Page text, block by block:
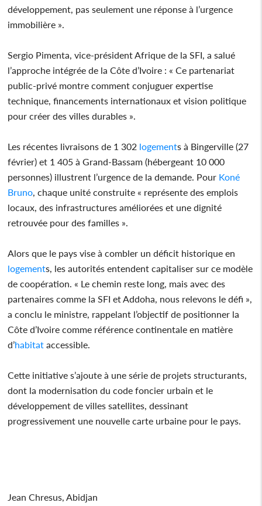
développement, pas seulement une réponse à l’urgence
immobilière ».
Sergio Pimenta, vice-président Afrique de la SFI, a salué
l’approche intégrée de la Côte d’Ivoire : « Ce partenariat
public-privé montre comment conjuguer expertise
technique, financements internationaux et vision politique
pour créer des villes durables ».
Les récentes livraisons de 1 302 logements à Bingerville (27
février) et 1 405 à Grand-Bassam (hébergeant 10 000
personnes) illustrent l’urgence de la demande. Pour Koné
Bruno, chaque unité construite « représente des emplois
locaux, des infrastructures améliorées et une dignité
retrouvée pour des familles ».
Alors que le pays vise à combler un déficit historique en
logements, les autorités entendent capitaliser sur ce modèle
de coopération. « Le chemin reste long, mais avec des
partenaires comme la SFI et Addoha, nous relevons le défi »,
a conclu le ministre, rappelant l’objectif de positionner la
Côte d’Ivoire comme référence continentale en matière
d’habitat accessible.
Cette initiative s’ajoute à une série de projets structurants,
dont la modernisation du code foncier urbain et le
développement de villes satellites, dessinant
progressivement une nouvelle carte urbaine pour le pays.
Jean Chresus, Abidjan